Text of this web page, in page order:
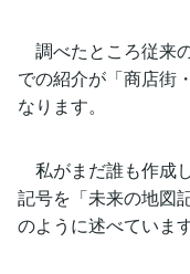
調べたところ従来
での紹介が「商店街
なります。
私がまだ誰も作成
記号を「未来の地図
のように述べています